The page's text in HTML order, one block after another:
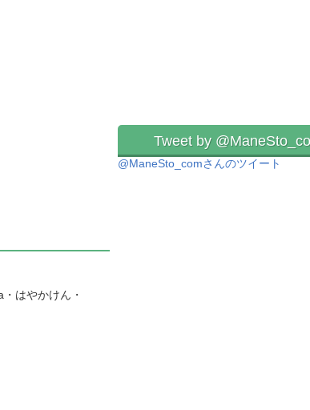
はやかけん・
Tweet by
@ManeSto_comさんのツイート